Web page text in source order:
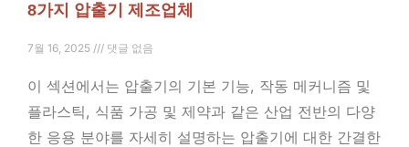
8가지 압출기 제조업체
7월 16, 2025 댓글 없음
이 섹션에서는 압출기의 기본 기능, 작동 메커니즘 및
플라스틱, 식품 가공 및 제약과 같은 산업 전반의 다양
한 응용 분야를 자세히 설명하는 압출기에 대한 간결한